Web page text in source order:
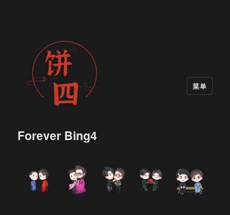
Forever Bing4
菜单